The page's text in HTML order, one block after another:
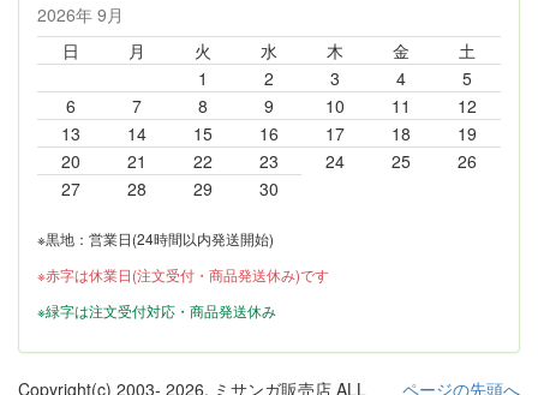
2026年 9月
日
月 火 水 木 金
土
1
2 3 4
5
6
7 8 9 10 11
12
13
14 15 16 17 18
19
20
21 22 23 24 25
26
27
28 29 30
※黒地：営業日(24時間以内発送開始)
※赤字は休業日(注文受付・商品発送休み)です
※緑字は注文受付対応・商品発送休み
ページの先頭へ
Copyright(c) 2003- 2026, ミサンガ販売店 ALL